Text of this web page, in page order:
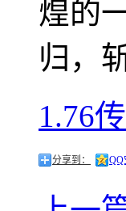
煌的
归，
1.76
分享到： QQ